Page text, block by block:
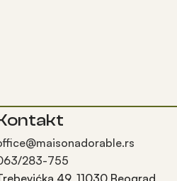
283-755
49, 11030 Beograd